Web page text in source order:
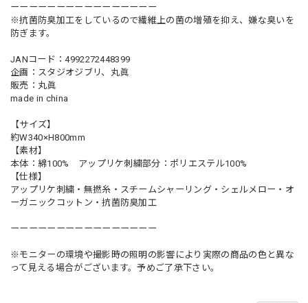
ーーーーーーーーーーーーーーーー
※抗菌防臭加工をしているので繊維上の菌の増殖を抑え、嫌な臭いを
防ぎます。
JANコード：4992272448399
企画：スタジオジブリ、丸眞
販売：丸眞
made in china
【サイズ】
約W340×H800mm
【素材】
本体：綿100% アップリケ刺繍部分：ポリエステル100%
【仕様】
アップリケ刺繍・無撚糸・スチームシャーリング・シェルメロー・オ
ーガニックコットン・抗菌防臭加工
ーーーーーーーーーーーーーーーー
※モニターの環境や撮影時の照明の影響により実際の商品の色と異な
って見える場合がございます。予めご了承下さい。